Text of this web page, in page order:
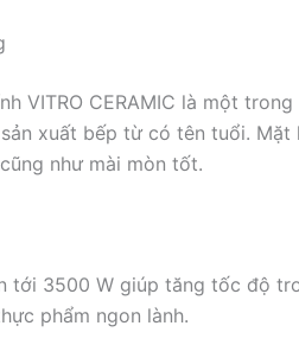
VITRO CERAMIC là một
xuất bếp từ có tên tuổi. Mặt
như mài mòn tốt.
tới 3500 W giúp tăng tốc độ
phẩm ngon lành.